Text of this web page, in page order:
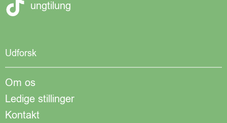
ungtilung
Udforsk
Om os
Ledige stillinger
Kontakt